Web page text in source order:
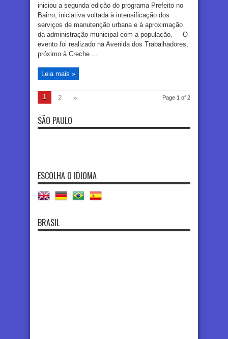
iniciou a segunda edição do programa Prefeito no
Bairro, iniciativa voltada à intensificação dos
serviços de manutenção urbana e à aproximação
da administração municipal com a população. O
evento foi realizado na Avenida dos Trabalhadores,
próximo à Creche ...
Leia mais »
Page 1 of 2
1 2 »
SÃO PAULO
ESCOLHA O IDIOMA
BRASIL